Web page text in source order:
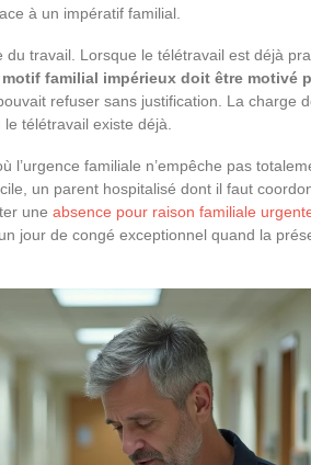
à un impératif familial.
du travail. Lorsque le télétravail est déjà
familial impérieux doit être motivé
refuser sans justification. La charge
télétravail existe déjà.
l’urgence familiale n’empêche pas
un parent hospitalisé dont il faut
une absence pour raison familiale
jour de congé exceptionnel quand la